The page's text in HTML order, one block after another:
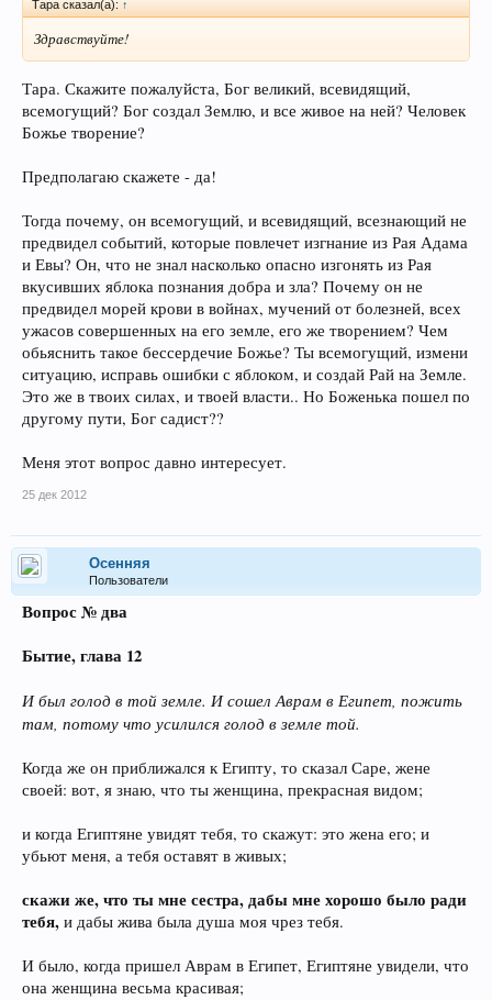
Тара сказал(а): ↑
Здравствуйте!
Тара. Скажите пожалуйста, Бог великий, всевидящий,
всемогущий? Бог создал Землю, и все живое на ней? Человек
Божье творение?
Предполагаю скажете - да!
Тогда почему, он всемогущий, и всевидящий, всезнающий не
предвидел событий, которые повлечет изгнание из Рая Адама
и Евы? Он, что не знал насколько опасно изгонять из Рая
вкусивших яблока познания добра и зла? Почему он не
предвидел морей крови в войнах, мучений от болезней, всех
ужасов совершенных на его земле, его же творением? Чем
обьяснить такое бессердечие Божье? Ты всемогущий, измени
ситуацию, исправь ошибки с яблоком, и создай Рай на Земле.
Это же в твоих силах, и твоей власти.. Но Боженька пошел по
другому пути, Бог садист??
Меня этот вопрос давно интересует.
25 дек 2012
Осенняя
Пользователи
Вопрос № два
Бытие, глава 12
И был голод в той земле. И сошел Аврам в Египет, пожить
там, потому что усилился голод в земле той.
Когда же он приближался к Египту, то сказал Саре, жене
своей: вот, я знаю, что ты женщина, прекрасная видом;
и когда Египтяне увидят тебя, то скажут: это жена его; и
убьют меня, а тебя оставят в живых;
скажи же, что ты мне сестра, дабы мне хорошо было ради
тебя, и дабы жива была душа моя чрез тебя.
И было, когда пришел Аврам в Египет, Египтяне увидели, что
она женщина весьма красивая;